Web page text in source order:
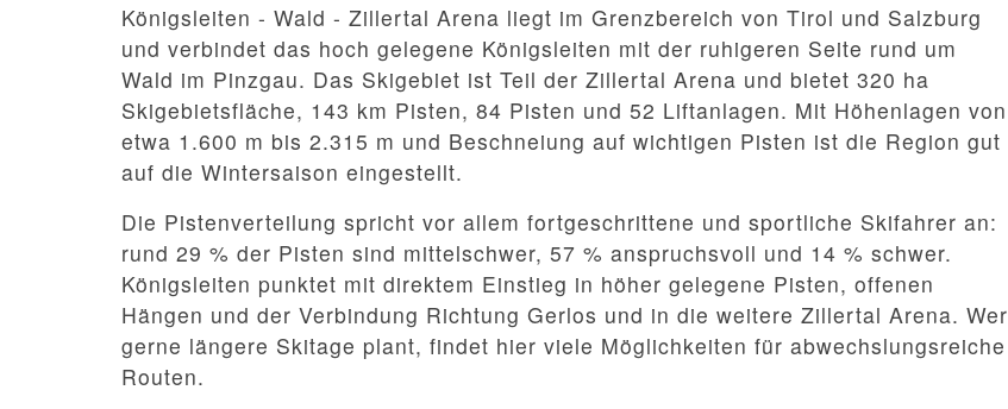
Königsleiten - Wald - Zillertal Arena liegt im Grenzbereich von Tirol und Salzburg
und verbindet das hoch gelegene Königsleiten mit der ruhigeren Seite rund um
Wald im Pinzgau. Das Skigebiet ist Teil der Zillertal Arena und bietet 320 ha
Skigebietsfläche, 143 km Pisten, 84 Pisten und 52 Liftanlagen. Mit Höhenlagen von
etwa 1.600 m bis 2.315 m und Beschneiung auf wichtigen Pisten ist die Region gut
auf die Wintersaison eingestellt.
Die Pistenverteilung spricht vor allem fortgeschrittene und sportliche Skifahrer an:
rund 29 % der Pisten sind mittelschwer, 57 % anspruchsvoll und 14 % schwer.
Königsleiten punktet mit direktem Einstieg in höher gelegene Pisten, offenen
Hängen und der Verbindung Richtung Gerlos und in die weitere Zillertal Arena. Wer
gerne längere Skitage plant, findet hier viele Möglichkeiten für abwechslungsreiche
Routen.